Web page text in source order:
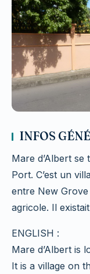
INFOS
Mare d’Albert
Port. C’est un
entre New Grove
agricole. Il
ENGLISH :
Mare d’Albert is
It is a village on